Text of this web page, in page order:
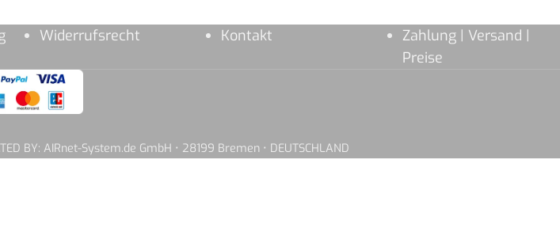
Widerrufsrecht Kontakt
Zahlung | Versand |
Preise
BY: AIRnet-System.de GmbH • 28199 Bremen • DEUTSCHLAND